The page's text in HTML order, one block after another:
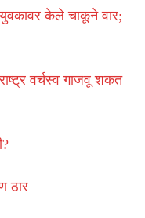
युवकावर केले चाकूने वार;
वर्चस्व गाजवू शकत
ठार